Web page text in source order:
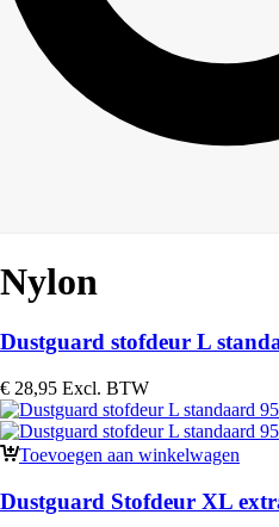
Nylon
Dustguard stofdeur L
€ 28,95 Excl. BTW
Toevoegen aan winkelwagen
Dustguard Stofdeur XL